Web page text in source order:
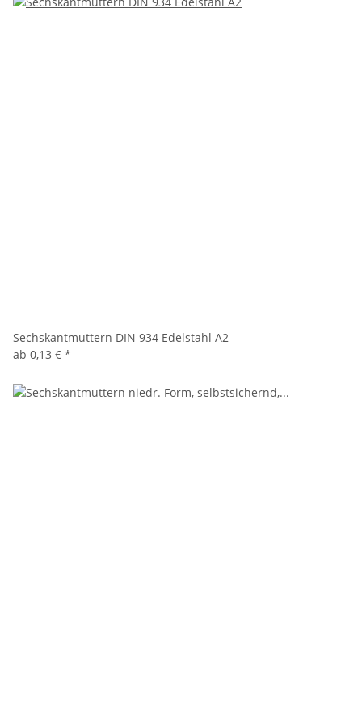
Sechskantmuttern DIN 934 Edelstahl A2
ab 0,13 € *